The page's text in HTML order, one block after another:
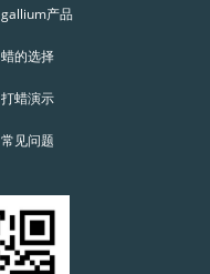
gallium产品
蜡的选择
打蜡演示
常见问题